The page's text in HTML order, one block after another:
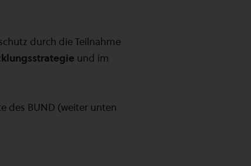
durch die Teilnahme
und im
des BUND (weiter unten